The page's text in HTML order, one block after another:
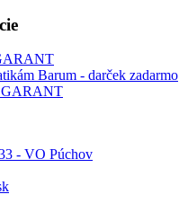
Barum - darček zadarmo
- VO Púchov